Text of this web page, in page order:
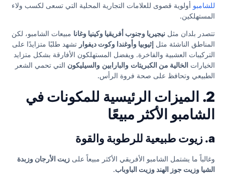
للشامبو أولوية قصوى للعلامات التجارية المحلية التي تسعى لكسب ولاء
المستهلكين.
تتصدر بلدان مثل نيجيريا وجنوب أفريقيا وكينيا وغانا مبيعات الشامبو، لكن
المناطق الناشئة مثل إثيوبيا وأوغندا وكوت ديفوار تشهد طلبًا متزايدًا على
التركيبات العشبية والفاخرة. ويفضل المستهلكون الأفارقة بشكل متزايد
الخيارات الخالية من الكبريتات والبارابين والسيليكون التي تحمي الشعر
الطبيعي وتحافظ على صحة فروة الرأس.
2. الميزات الرئيسية للمكونات في
الشامبو الأكثر مبيعًا
a. زيوت طبيعية للرطوبة والقوة
وغالباً ما يشتمل الشامبو الأفريقي الأكثر مبيعاً على زيت الأرجان وزبدة
الشيا وزيت جوز الهند وزيت الباوباب.